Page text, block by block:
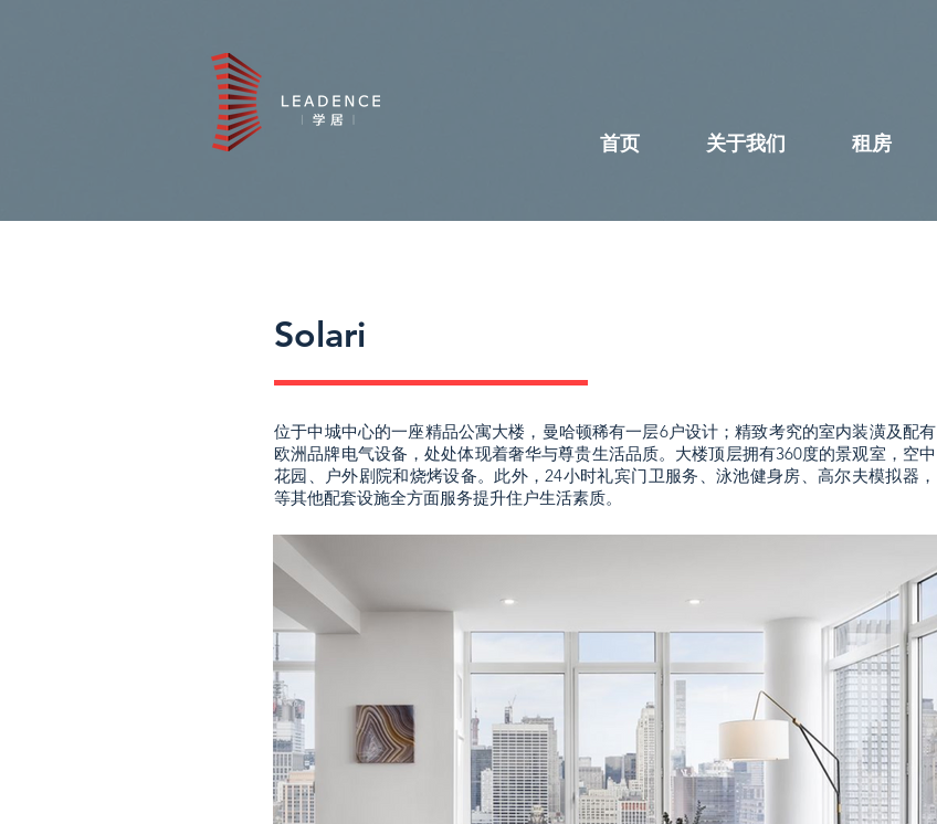
首页 关于我们 租房
Solari
位于中城中心的一座精品公寓大楼，曼哈顿稀有一层6户设计；精致考究的室内装潢及配有
欧洲品牌电气设备，处处体现着奢华与尊贵生活品质。大楼顶层拥有360度的景观室，空中
花园、户外剧院和烧烤设备。此外，24小时礼宾门卫服务、泳池健身房、高尔夫模拟器，
等其他配套设施全方面服务提升住户生活素质。